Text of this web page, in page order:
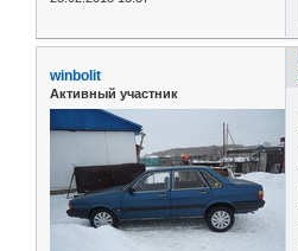
winbolit
Активный участник